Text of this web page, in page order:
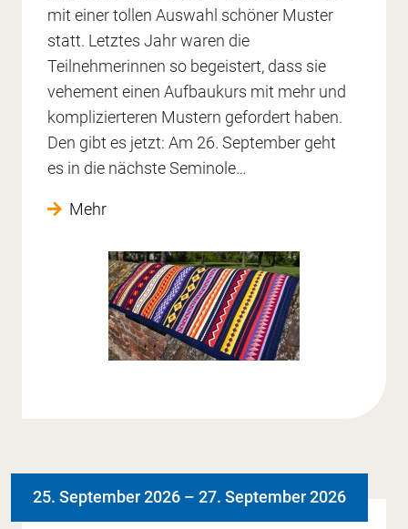
mit einer tollen Auswahl schöner Muster
statt. Letztes Jahr waren die
Teilnehmerinnen so begeistert, dass sie
vehement einen Aufbaukurs mit mehr und
komplizierteren Mustern gefordert haben.
Den gibt es jetzt: Am 26. September geht
es in die nächste Seminole…
Mehr
25. September 2026 – 27. September 2026